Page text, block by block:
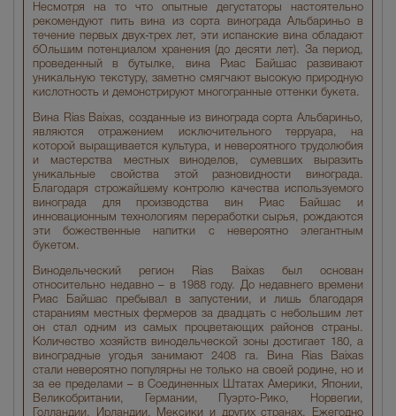
Несмотря на то что опытные дегустаторы настоятельно
рекомендуют пить вина из сорта винограда Альбариньо в
течение первых двух-трех лет, эти испанские вина обладают
бОльшим потенциалом хранения (до десяти лет). За период,
проведенный в бутылке, вина Риас Байшас развивают
уникальную текстуру, заметно смягчают высокую природную
кислотность и демонстрируют многогранные оттенки букета.
Вина Rias Baixas, созданные из винограда сорта Альбариньо,
являются отражением исключительного терруара, на
которой выращивается культура, и невероятного трудолюбия
и мастерства местных виноделов, сумевших выразить
уникальные свойства этой разновидности винограда.
Благодаря строжайшему контролю качества используемого
винограда для производства вин Риас Байшас и
инновационным технологиям переработки сырья, рождаются
эти божественные напитки с невероятно элегантным
букетом.
Винодельческий регион Rias Baixas был основан
относительно недавно – в 1988 году. До недавнего времени
Риас Байшас пребывал в запустении, и лишь благодаря
стараниям местных фермеров за двадцать с небольшим лет
он стал одним из самых процветающих районов страны.
Количество хозяйств винодельческой зоны достигает 180, а
виноградные угодья занимают 2408 га. Вина Rias Baixas
стали невероятно популярны не только на своей родине, но и
за ее пределами – в Соединенных Штатах Америки, Японии,
Великобритании, Германии, Пуэрто-Рико, Норвегии,
Голландии, Ирландии, Мексики и других странах. Ежегодно